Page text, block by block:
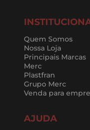
Quem Somos
Nossa Loja
Principais Marcas
Merc
Plastfran
Grupo Merc
Venda para
AJUDA